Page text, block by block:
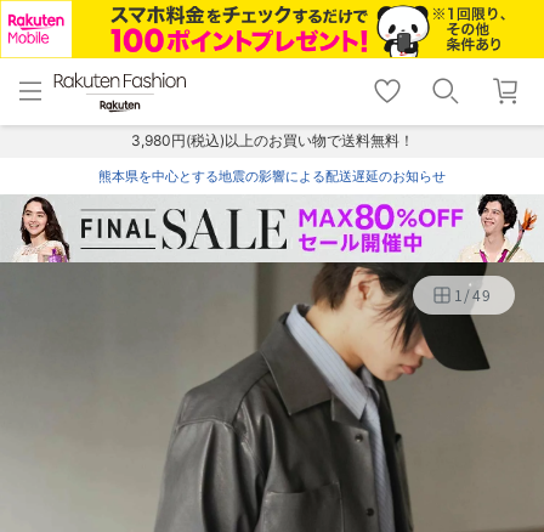
menu home
トップ
shopping_cart lock_outline
ログイン
3,980円(税込)以上のお買い物で送料無料！
熊本県を中心とする地震の影響による配送遅延のお知らせ
1/49